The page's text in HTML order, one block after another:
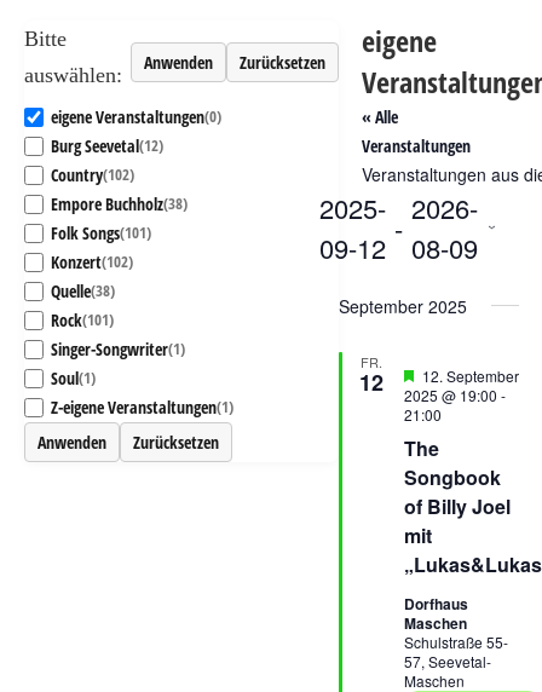
Bitte
auswählen:
Anwenden Zurücksetzen
eigene Veranstaltungen(0)
Burg Seevetal(12)
Country(102)
Empore Buchholz(38)
Folk Songs(101)
Konzert(102)
Quelle(38)
Rock(101)
Singer-Songwriter(1)
Soul(1)
Z-eigene Veranstaltungen(1)
Anwenden Zurücksetzen
eigene
« Alle
Veranstaltungen
Veranstaltungen aus
2025-
09-12
-
2026-
08-09
wählen.
September 2025
FR.
12
The
Songbook
of Billy Joel
mit
Hervorgehoben
12. September
2025 @ 19:00 -
21:00
Dorfhaus
Maschen
Schulstraße 55-
57, Seevetal-
Maschen